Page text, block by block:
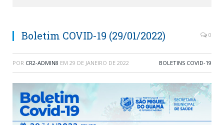
Boletim COVID-19 (29/01/2022) 0
POR CR2-ADMIN8 EM 29 DE JANEIRO DE 2022 BOLETINS COVID-19